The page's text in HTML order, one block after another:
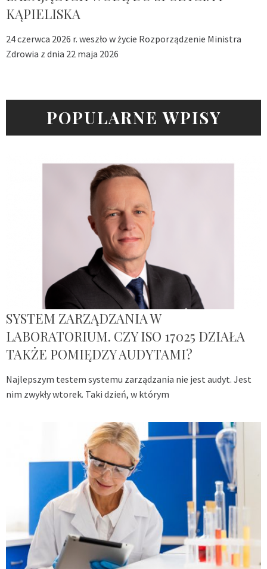
KĄPIELISKA
24 czerwca 2026 r. weszło w życie Rozporządzenie Ministra
Zdrowia z dnia 22 maja 2026
POPULARNE WPISY
SYSTEM ZARZĄDZANIA W
LABORATORIUM. CZY ISO 17025 DZIAŁA
TAKŻE POMIĘDZY AUDYTAMI?
Najlepszym testem systemu zarządzania nie jest audyt. Jest
nim zwykły wtorek. Taki dzień, w którym